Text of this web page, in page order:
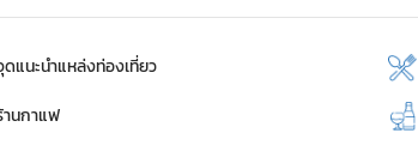
ดแนะนำแหล่งท่องเที่ยว
านกาแฟ